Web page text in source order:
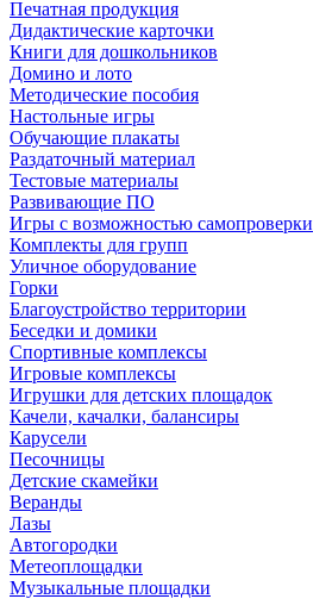
Печатная продукция
Дидактические карточки
Книги для дошкольников
Домино и лото
Методические пособия
Настольные игры
Обучающие плакаты
Раздаточный материал
Тестовые материалы
Развивающие ПО
Игры с возможностью самопроверки
Комплекты для групп
Уличное оборудование
Горки
Благоустройство территории
Беседки и домики
Спортивные комплексы
Игровые комплексы
Игрушки для детских площадок
Качели, качалки, балансиры
Карусели
Песочницы
Детские скамейки
Веранды
Лазы
Автогородки
Метеоплощадки
Музыкальные площадки